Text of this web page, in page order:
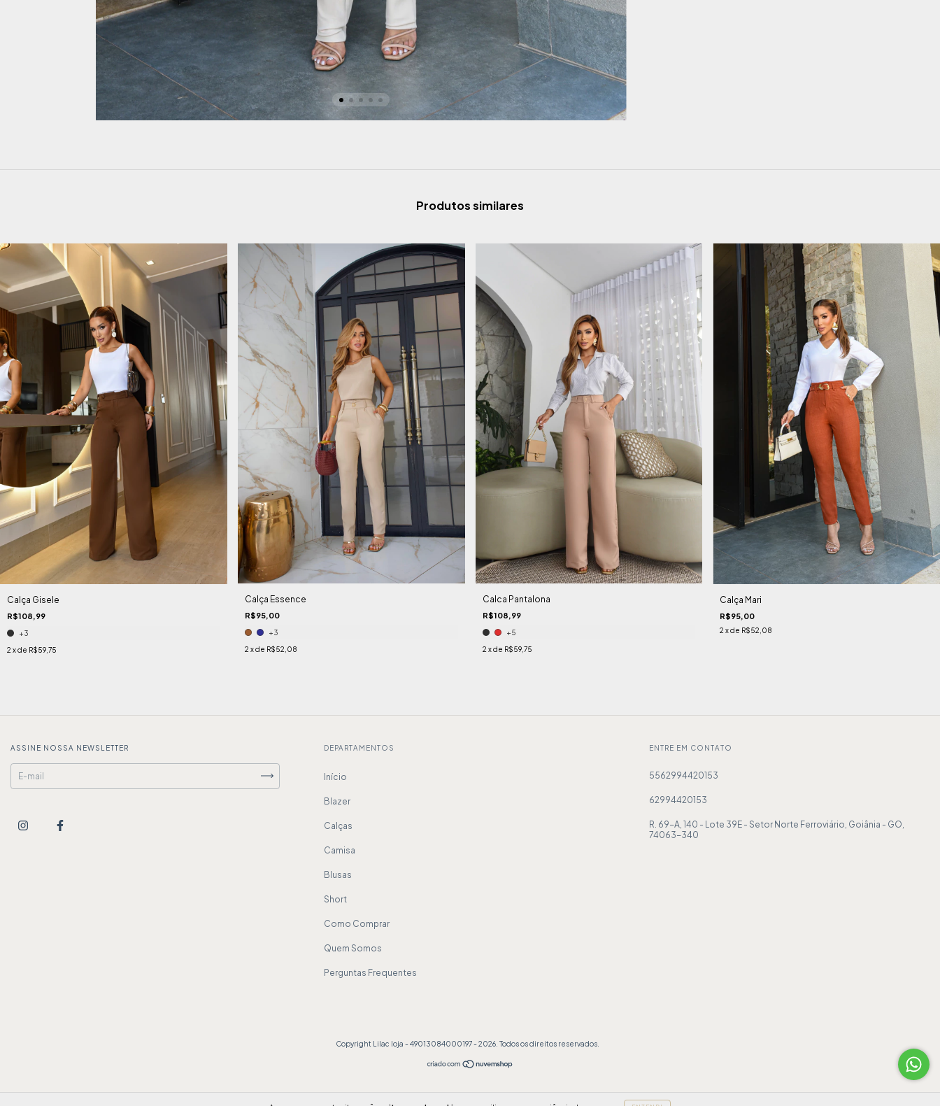
Produtos similares
Calça Gisele
R$108,99
+3
2 x de R$59,75
Calça Essence
R$95,00
+3
2 x de R$52,08
Calca Pantalona
R$108,99
+5
2 x de R$59,75
Calça Mari
R$95,00
2 x de R$52,08
ASSINE NOSSA NEWSLETTER DEPARTAMENTOS
Início
Blazer
Calças
Camisa
Blusas
Short
Como Comprar
Quem Somos
Perguntas Frequentes
ENTRE EM CONTATO
5562994420153
62994420153
R. 69-A, 140 - Lote 39E - Setor Norte Ferroviário, Goiânia - GO,
74063-340
Copyright Lilac loja - 49013084000197 - 2026. Todos os direitos reservados.